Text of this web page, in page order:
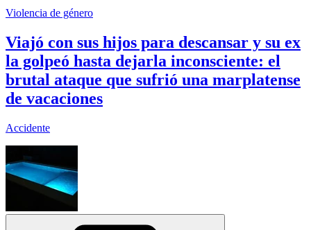
Violencia de género
Viajó con sus hijos para descansar y su ex
la golpeó hasta dejarla inconsciente: el
brutal ataque que sufrió una marplatense
de vacaciones
Accidente